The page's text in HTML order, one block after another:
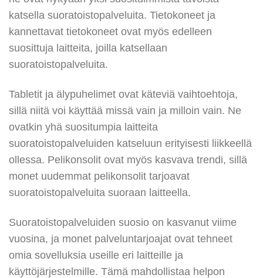
katsella suoratoistopalveluita. Tietokoneet ja
kannettavat tietokoneet ovat myös edelleen
suosittuja laitteita, joilla katsellaan
suoratoistopalveluita.
Tabletit ja älypuhelimet ovat käteviä vaihtoehtoja,
sillä niitä voi käyttää missä vain ja milloin vain. Ne
ovatkin yhä suositumpia laitteita
suoratoistopalveluiden katseluun erityisesti liikkeellä
ollessa. Pelikonsolit ovat myös kasvava trendi, sillä
monet uudemmat pelikonsolit tarjoavat
suoratoistopalveluita suoraan laitteella.
Suoratoistopalveluiden suosio on kasvanut viime
vuosina, ja monet palveluntarjoajat ovat tehneet
omia sovelluksia useille eri laitteille ja
käyttöjärjestelmille. Tämä mahdollistaa helpon